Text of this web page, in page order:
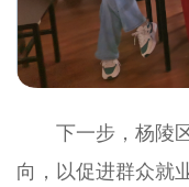
下一步，杨陵区
向，以促进群众就